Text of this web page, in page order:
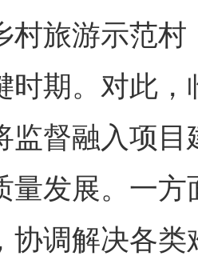
村旅游示范
时期。对此
监督融入项
量发展。一
协调解决各